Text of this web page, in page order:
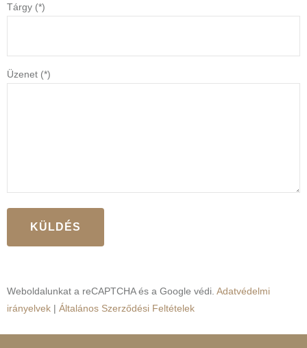
Tárgy (*)
Üzenet (*)
Weboldalunkat a reCAPTCHA és a Google védi. Adatvédelmi
irányelvek | Általános Szerződési Feltételek